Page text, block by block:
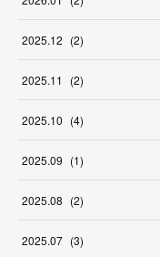
2025.12 (2)
2025.11 (2)
2025.10 (4)
2025.09 (1)
2025.08 (2)
2025.07 (3)